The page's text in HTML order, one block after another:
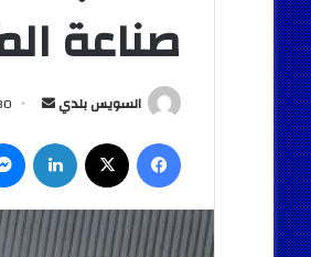
صناعة
السويس بلدي
أرسل 30
فيسبوك